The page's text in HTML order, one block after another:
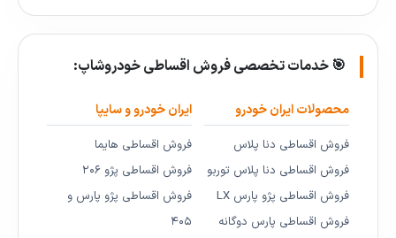
🎯 خدمات تخصصی فروش اقساطی خودروشاپ:
محصولات ایران خودرو
فروش اقساطی دنا پلاس
فروش اقساطی دنا پلاس توربو
فروش اقساطی پژو پارس LX
فروش اقساطی پارس دوگانه
ایران خودرو و سایپا
فروش اقساطی هایما
فروش اقساطی پژو ۲۰۶
فروش اقساطی پژو پارس و
۴۰۵